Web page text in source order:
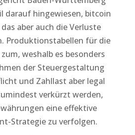
darauf hingewiesen, bitcoin
aber auch die Verluste
Produktionstabellen für die
weshalb es besonders
der Steuergestaltung
und Zahllast aber legal
verkürzt werden,
eine effektive
Strategie zu verfolgen.